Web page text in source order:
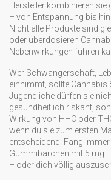
Hersteller kombinieren sie
– von Entspannung bis
Nicht alle Produkte sind
oder überdosieren
Nebenwirkungen führen
Wer Schwangerschaft,
einnimmt, sollte Cannabis
Jugendliche dürfen sie
gesundheitlich riskant,
Wirkung von HHC oder
wenn du sie zum ersten
entscheidend: Fang
Gummibärchen mit 5 mg
– oder dich völlig